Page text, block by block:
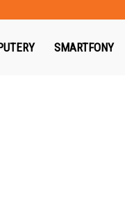
SMARTFONY